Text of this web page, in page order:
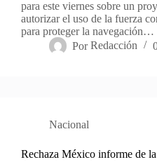
para este viernes sobre un
autorizar el uso de la fuerza
para proteger la navegación…
Por Redacción
Nacional
Rechaza México informe de